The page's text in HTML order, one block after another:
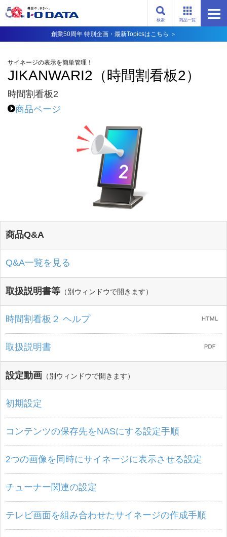
商品一覧
検索
創業50周年 特別企画・最新Topicsはこちら ＞
サイネージの表示を簡単管理！
JIKANWARI2（時間割看板2）
時間割看板2
商品ページ
商品Q&A
Q&A一覧を見る
取扱説明書等 （別ウィンドウで開きます）
時間割看板２ ヘルプ
取扱説明書
設定動画 （別ウィンドウで開きます）
初期設定
コンテンツの保存先をNASにする設定手順
2つの画像を同時にサイネージに表示させる設定
チューナー関連の設定
テレビ画面を組み合わせたサイネージの作成手順